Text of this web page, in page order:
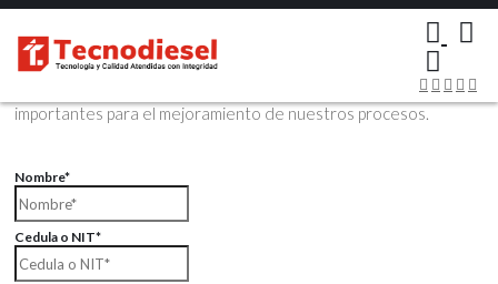
Contáctenos Vía Email
Envíenos sus datos con sus comentarios, sus opiniones son muy
importantes para el mejoramiento de nuestros procesos.
Nombre*
Cedula o NIT*